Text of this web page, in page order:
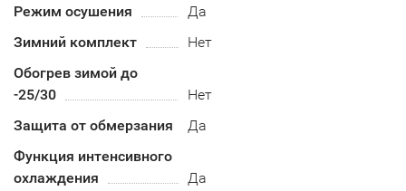
Режим осушения
Да
Зимний комплект
Нет
Обогрев зимой до
-25/30
Нет
Защита от обмерзания
Да
Функция интенсивного
охлаждения
Да